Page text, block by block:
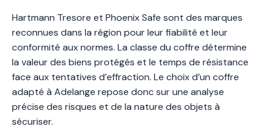
Hartmann Tresore et Phoenix Safe sont des marques
reconnues dans la région pour leur fiabilité et leur
conformité aux normes. La classe du coffre détermine
la valeur des biens protégés et le temps de résistance
face aux tentatives d’effraction. Le choix d’un coffre
adapté à Adelange repose donc sur une analyse
précise des risques et de la nature des objets à
sécuriser.